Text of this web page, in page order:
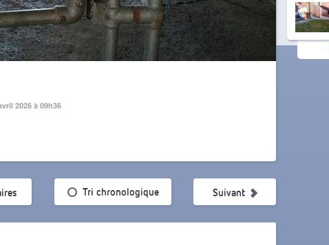
2026 à 09h36
Tri chronologique Suivant